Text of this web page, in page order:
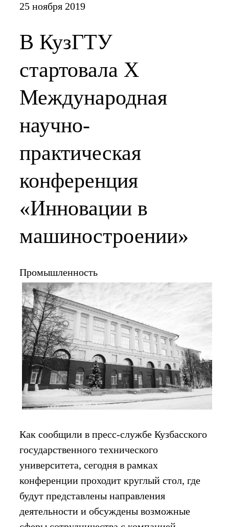
25 ноября 2019
В КузГТУ
стартовала X
Международная
научно-
практическая
конференция
«Инновации в
машиностроении»
Промышленность
Как сообщили в пресс-службе Кузбасского
государственного технического
университета, сегодня в рамках
конференции проходит круглый стол, где
будут представлены направления
деятельности и обсуждены возможные